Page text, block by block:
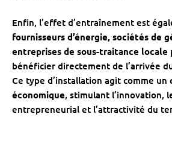
Enfin, l’effet d’entraînement est
fournisseurs d’énergie, sociétés de
entreprises de sous-traitance locale
bénéficier directement de l’arrivée
Ce type d’installation agit comme un
économique, stimulant l’innovation,
entrepreneurial et l’attractivité du